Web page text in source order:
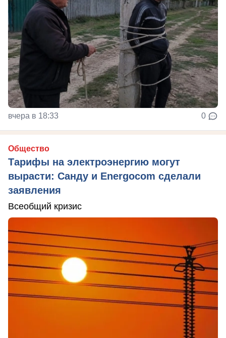
вчера в 18:33 0
Общество
Тарифы на электроэнергию могут
вырасти: Санду и Energocom сделали
заявления
Всеобщий кризис